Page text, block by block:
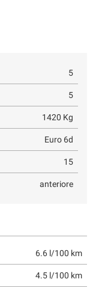
5
5
1420 Kg
Euro 6d
15
anteriore
6.6 l/100 km
4.5 l/100 km